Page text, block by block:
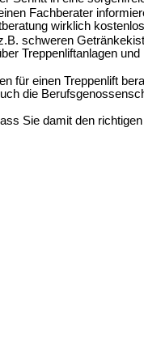
Fachberater
wirklich
schweren
Treppenliftanlagen
für einen Treppenlift
die
Sie damit den